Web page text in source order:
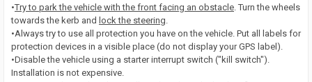
•Try to park the vehicle with the front facing an obstacle. Turn the wheels
towards the kerb and lock the steering.
•Always try to use all protection you have on the vehicle. Put all labels for
protection devices in a visible place (do not display your GPS label).
•Disable the vehicle using a starter interrupt switch ("kill switch").
Installation is not expensive.